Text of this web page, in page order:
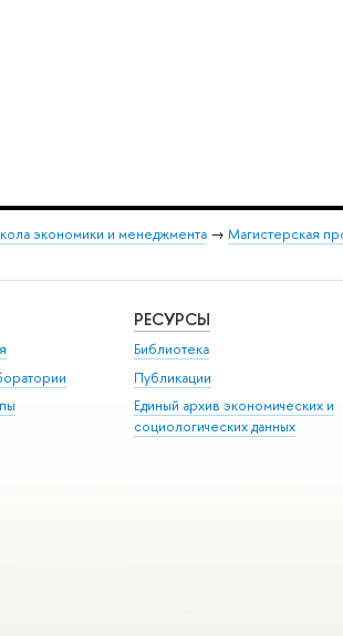
экономики и менеджмента→ Магистерская
РЕСУРСЫ
Библиотека
Публикации
Единый архив экономических и
социологических данных